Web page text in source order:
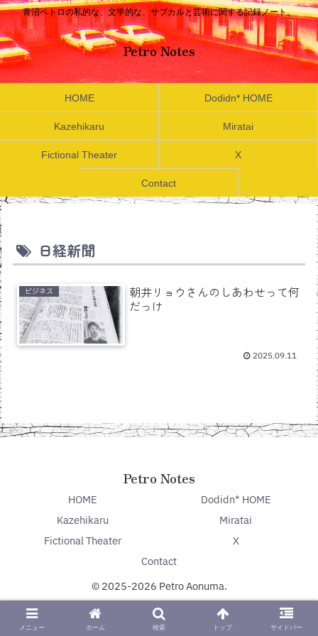
青沼ペトロの私的な、文学的な、サブカルと芸術に関する記録ノート。
Petro Notes
HOME Dodidn* HOME
Kazehikaru Miratai
Fictional Theater X
Contact
日経新聞
ビジネス
朝井リョウさんのしあわせって何
だっけ
2025.09.11
Petro Notes
HOME
Dodidn* HOME
Kazehikaru
Miratai
Fictional Theater
X
Contact
© 2025-2026 Petro Aonuma.
メニュー ホーム 検索 トップ サイドバー